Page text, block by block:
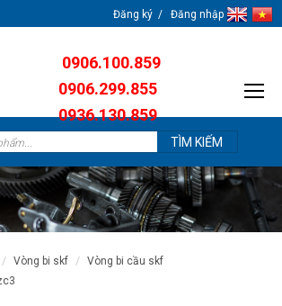
Đăng ký Đăng nhập
0906.100.859
0906.299.855
0936.130.859
vòng bi skf
vòng bi cầu skf